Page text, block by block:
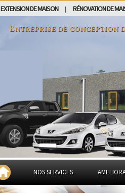
EXTENSION DE MAISON RÉNOVATION DE
Entreprise de conception
NOS SERVICES